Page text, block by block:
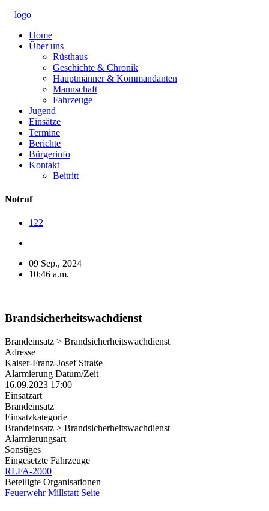
Home
Über uns
Rüsthaus
Geschichte & Chronik
Hauptmänner & Kommandanten
Mannschaft
Fahrzeuge
Jugend
Einsätze
Termine
Berichte
Bürgerinfo
Kontakt
Beitritt
Notruf
122
09 Sep., 2024
10:46 a.m.
Brandsicherheitswachdienst
Brandeinsatz > Brandsicherheitswachdienst
Adresse
Kaiser-Franz-Josef Straße
Alarmierung Datum/Zeit
16.09.2023 17:00
Einsatzart
Brandeinsatz
Einsatzkategorie
Brandeinsatz > Brandsicherheitswachdienst
Alarmierungsart
Sonstiges
Eingesetzte Fahrzeuge
RLFA-2000
Beteiligte Organisationen
Feuerwehr Millstatt Seite